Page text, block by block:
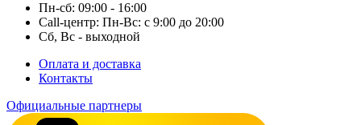
Пн-сб: 09:00 - 16:00
Call-центр: Пн-Вс: с 9:00 до 20:00
Сб, Вс - выходной
Оплата и доставка
Контакты
Официальные партнеры